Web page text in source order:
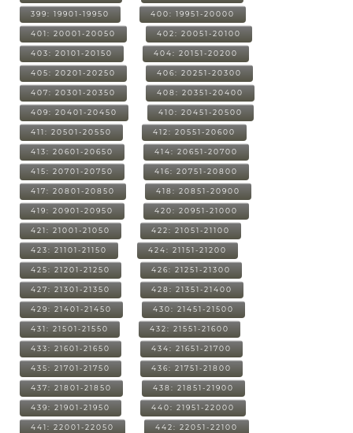
399: 19901-19950 400: 19951-20000
401: 20001-20050 402: 20051-20100
403: 20101-20150 404: 20151-20200
405: 20201-20250 406: 20251-20300
407: 20301-20350 408: 20351-20400
409: 20401-20450 410: 20451-20500
411: 20501-20550 412: 20551-20600
413: 20601-20650 414: 20651-20700
415: 20701-20750 416: 20751-20800
417: 20801-20850 418: 20851-20900
419: 20901-20950 420: 20951-21000
421: 21001-21050 422: 21051-21100
423: 21101-21150 424: 21151-21200
425: 21201-21250 426: 21251-21300
427: 21301-21350 428: 21351-21400
429: 21401-21450 430: 21451-21500
431: 21501-21550 432: 21551-21600
433: 21601-21650 434: 21651-21700
435: 21701-21750 436: 21751-21800
437: 21801-21850 438: 21851-21900
439: 21901-21950 440: 21951-22000
441: 22001-22050 442: 22051-22100